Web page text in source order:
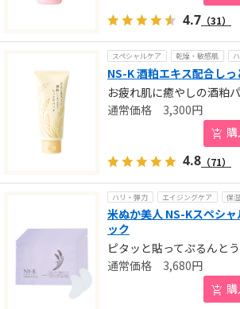
4.7 （31）
スペシャルケア 乾燥・敏感肌
NS-K 酒粕エキス配合し
お疲れ肌に癒やしの酒粕
3,300円
4.8 （71）
ハリ・弾力 エイジングケア 保
米ぬか美人 NS-Kスペシ
ック
ピタッと貼ってぷるんと
3,680円
購